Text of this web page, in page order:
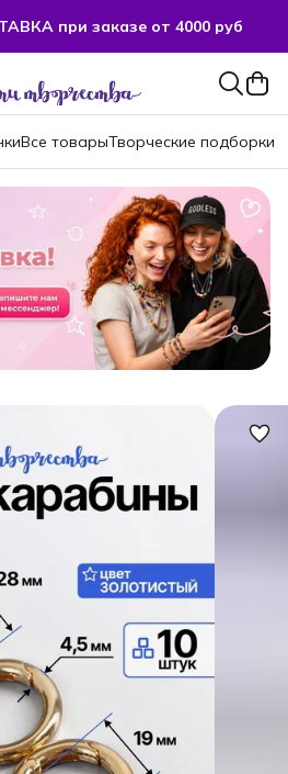
при заказе от 4000 руб
при заказе от 4000 руб
Все товарыТворческие подборки